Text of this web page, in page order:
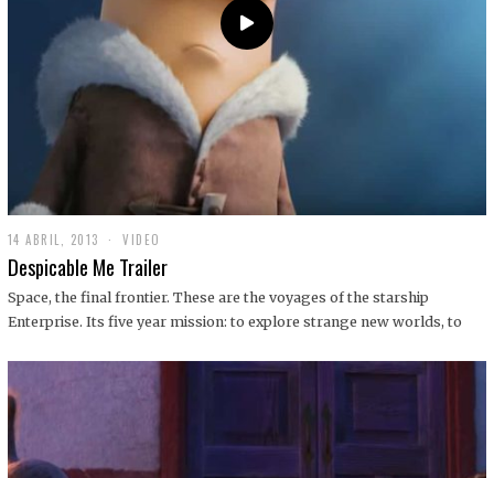
14 ABRIL, 2013
9
D
C
I
1
VIDEO
Despicable Me Trailer
Space, the final frontier. These are the voyages of the starship
Enterprise. Its five year mission: to explore strange new worlds, to